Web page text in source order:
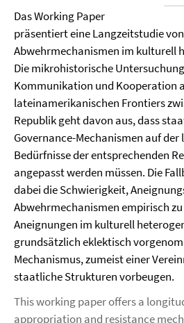
Das Working Paper
präsentiert eine Langzeitstudie
Abwehrmechanismen im kulturell
Die mikrohistorische
Kommunikation und Kooperation
lateinamerikanischen Frontiers
Republik geht davon aus, dass
Governance-Mechanismen auf der
Bedürfnisse der entsprechenden
angepasst werden müssen. Die
dabei die Schwierigkeit,
Abwehrmechanismen empirisch
Aneignungen im kulturell
grundsätzlich eklektisch
Mechanismus, zumeist einer
staatliche Strukturen vorbeugen.
This working paper offers a
appropriation and resistance